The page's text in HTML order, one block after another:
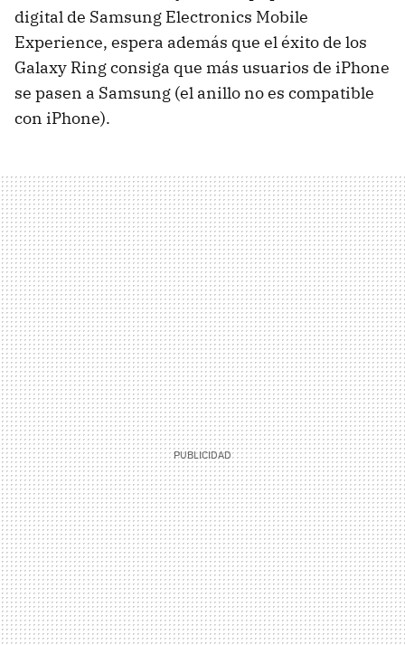
digital de Samsung Electronics Mobile
Experience, espera además que el éxito de los
Galaxy Ring consiga que más usuarios de iPhone
se pasen a Samsung (el anillo no es compatible
con iPhone).